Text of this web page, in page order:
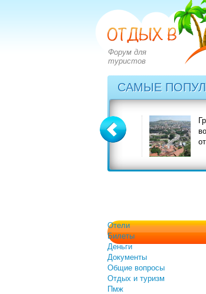
Форум для
туристов
САМЫЕ
вопросов: 2828
Отели
Билеты
Деньги
Документы
Общие вопросы
Отдых и туризм
Пмж